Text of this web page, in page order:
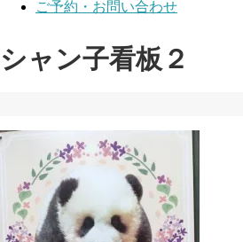
ご予約・お問い合わせ
シャン子看板２